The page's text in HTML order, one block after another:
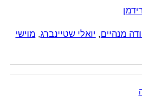
מנהיים, יואלי שטיינברג, מוישי